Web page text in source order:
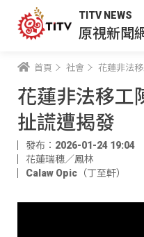
TITV NEWS
原視新聞
首頁 社會 花蓮非法
花蓮非法移工
扯謊遭揭發
發布：2026-01-24 19:04
花蓮瑞穗／鳳林
Calaw Opic（丁至軒）